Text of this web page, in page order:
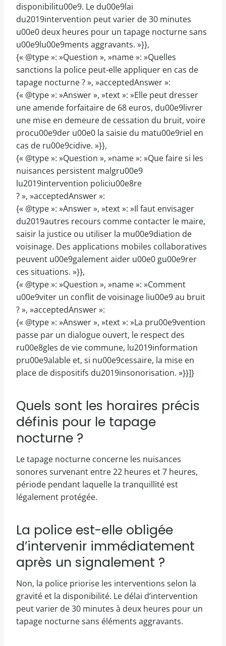
disponibilitu00e9. Le du00e9lai
du2019intervention peut varier de 30 minutes
u00e0 deux heures pour un tapage nocturne sans
u00e9lu00e9ments aggravants. »}},
{« @type »: »Question », »name »: »Quelles
sanctions la police peut-elle appliquer en cas de
tapage nocturne ? », »acceptedAnswer »:
{« @type »: »Answer », »text »: »Elle peut dresser
une amende forfaitaire de 68 euros, du00e9livrer
une mise en demeure de cessation du bruit, voire
procu00e9der u00e0 la saisie du matu00e9riel en
cas de ru00e9cidive. »}},
{« @type »: »Question », »name »: »Que faire si les
nuisances persistent malgru00e9
lu2019intervention policiu00e8re
? », »acceptedAnswer »:
{« @type »: »Answer », »text »: »Il faut envisager
du2019autres recours comme contacter le maire,
saisir la justice ou utiliser la mu00e9diation de
voisinage. Des applications mobiles collaboratives
peuvent u00e9galement aider u00e0 gu00e9rer
ces situations. »}},
{« @type »: »Question », »name »: »Comment
u00e9viter un conflit de voisinage liu00e9 au bruit
? », »acceptedAnswer »:
{« @type »: »Answer », »text »: »La pru00e9vention
passe par un dialogue ouvert, le respect des
ru00e8gles de vie commune, lu2019information
pru00e9alable et, si nu00e9cessaire, la mise en
place de dispositifs du2019insonorisation. »}}]}
Quels sont les horaires précis
définis pour le tapage
nocturne ?
Le tapage nocturne concerne les nuisances
sonores survenant entre 22 heures et 7 heures,
période pendant laquelle la tranquillité est
légalement protégée.
La police est-elle obligée
d’intervenir immédiatement
après un signalement ?
Non, la police priorise les interventions selon la
gravité et la disponibilité. Le délai d’intervention
peut varier de 30 minutes à deux heures pour un
tapage nocturne sans éléments aggravants.